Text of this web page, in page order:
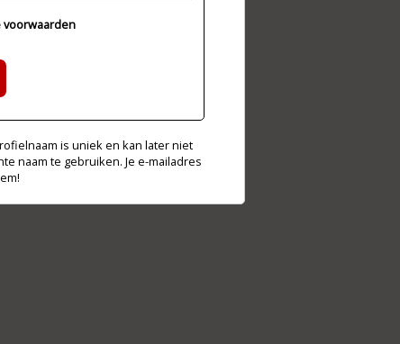
voorwaarden
is uniek en kan later niet
naam te gebruiken. Je e-mailadres